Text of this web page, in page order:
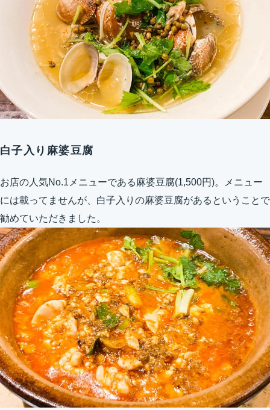
白子入り麻婆豆腐
お店の人気No.1メニューである麻婆豆腐(1,500円)。メニュー
には載ってませんが、白子入りの麻婆豆腐があるということで
勧めていただきました。